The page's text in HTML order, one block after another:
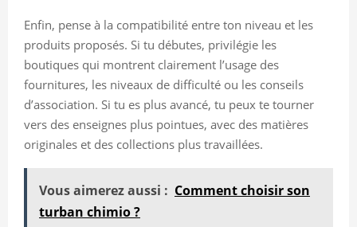
Enfin, pense à la compatibilité entre ton niveau et les
produits proposés. Si tu débutes, privilégie les
boutiques qui montrent clairement l’usage des
fournitures, les niveaux de difficulté ou les conseils
d’association. Si tu es plus avancé, tu peux te tourner
vers des enseignes plus pointues, avec des matières
originales et des collections plus travaillées.
Vous aimerez aussi : Comment choisir son
turban chimio ?